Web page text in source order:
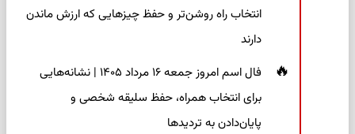
انتخاب راه روشن‌تر و حفظ چیزهایی که ارزش ماندن
دارند
فال اسم امروز جمعه ۱۶ مرداد ۱۴۰۵ | نشانه‌هایی
برای انتخاب همراه، حفظ سلیقه شخصی و
پایان‌دادن به تردیدها